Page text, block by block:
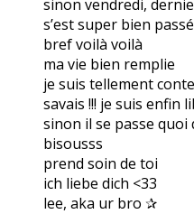
sinon vendredi,
s’est super bien passé
bref voilà voilà
ma vie bien remplie
je suis tellement
savais !!! je suis enfin
sinon il se passe quoi
bisousss
prend soin de toi
ich liebe dich <33
lee, aka ur bro ✰